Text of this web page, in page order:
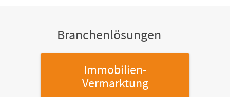
Branchenlösungen
Immobilien-
Vermarktung